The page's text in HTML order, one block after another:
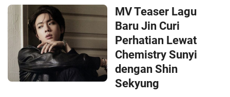
MV Teaser Lagu
Baru Jin Curi
Perhatian Lewat
Chemistry Sunyi
dengan Shin
Sekyung